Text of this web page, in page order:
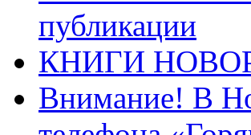
публикации
КНИГИ
Внимание! В